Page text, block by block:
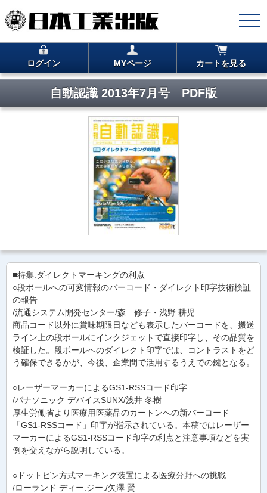
ログイン MYページ カートを見る
自動認識 2013年7月号 PDF版
■特集:ダイレクトマーキングの利点
○段ボールへの可変情報のバーコード・ダイレクト印字技術検証
の報告
/流通システム開発センター/森 修子・浅野 耕児
商品コード以外に賞味期限日なども表示したバーコードを、搬送
ライン上の段ボールにインクジェットで直接印字し、その品質を
検証した。段ボールへのダイレクト印字では、コントラストをど
う確保できるかが、今後、企業間で活用するうえでの鍵となる。
○レーザーマーカーによるGS1-RSSコード印字
/パナソニック デバイスSUNX/浅井 冬樹
厚生労働省より医療用医薬品のカートンへの新バーコード
「GS1-RSSコード」印字が指示されている。本稿ではレーザー
マーカーによるGS1-RSSコード印字の利点と注意事項などを実
例を交えながら説明している。
○ドットピン方式マーキング装置による医療分野への挑戦
/ローランド ディー.ジー./矢澤 賢